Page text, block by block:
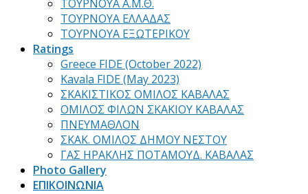
ΤΟΥΡΝΟΥΑ Α.Μ.Θ.
ΤΟΥΡΝΟΥΑ ΕΛΛΑΔΑΣ
ΤΟΥΡΝΟΥΑ ΕΞΩΤΕΡΙΚΟΥ
Ratings
Greece FIDE (October 2022)
Kavala FIDE (May 2023)
ΣΚΑΚΙΣΤΙΚΟΣ ΟΜΙΛΟΣ ΚΑΒΑΛΑΣ
ΟΜΙΛΟΣ ΦΙΛΩΝ ΣΚΑΚΙΟΥ ΚΑΒΑΛΑΣ
ΠΝΕΥΜΑΘΛΟΝ
ΣΚΑΚ. ΟΜΙΛΟΣ ΔΗΜΟΥ ΝΕΣΤΟΥ
ΓΑΣ ΗΡΑΚΛΗΣ ΠΟΤΑΜΟΥΔ. ΚΑΒΑΛΑΣ
Photo Gallery
ΕΠΙΚΟΙΝΩΝΙΑ